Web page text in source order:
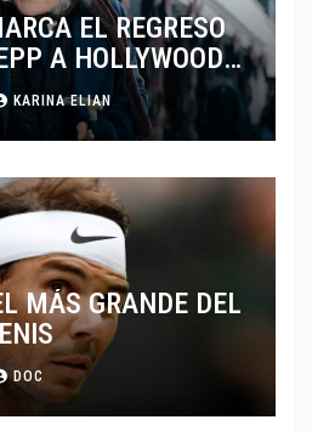
EL REGRESO
A HOLLYWOOD
POR EL CINE
EUROPEO
KARINA ELIAN
MÁS GRANDE DEL
DOC